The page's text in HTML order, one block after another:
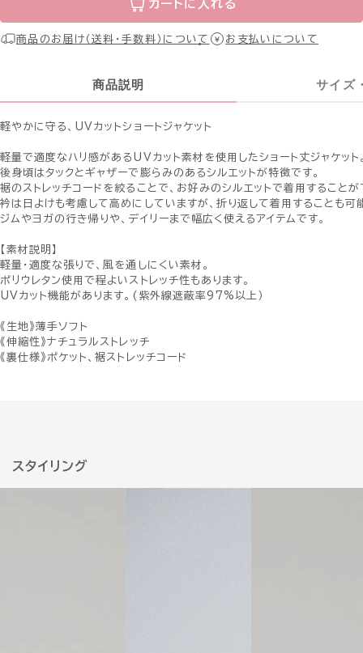
カートに入れる
商品のお届け（送料・手数料）について お支払いについて
商品説明 サイズ
軽やかに守る、UVカットショートジャケット
軽量で適度なハリ感があるUVカット素材を使用したショート丈ジャケット
後身頃はタックとギャザーで膨らみのあるシルエットが特徴です。
裾のストレッチコードを絞ることで、お好みのシルエットで着用することが
衿は日よけも考慮して高めにしていますが、折り返して着用することも可
ジムやヨガの行き帰りや、デイリーまで幅広く使えるアイテムです。
【素材説明】
軽量・適度な張りで、風を通しにくい素材。
ポリウレタン使用で程よいストレッチ性もあります。
UVカット機能があります。(紫外線遮蔽率97%以上）
《生地》薄手ソフト
《伸縮性》ナチュラルストレッチ
《裏仕様》ポケット、裾ストレッチコード
スタイリング